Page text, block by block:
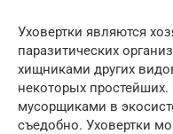
Уховертки являются
паразитических
хищниками других
некоторых
мусорщиками в
съедобно. Уховертки